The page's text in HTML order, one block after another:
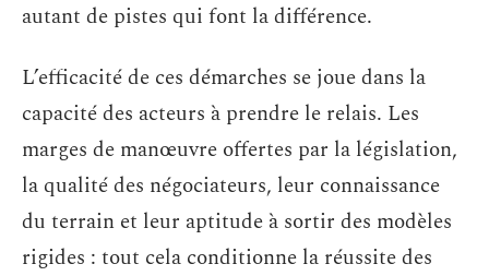
autant de pistes qui font la différence.
L’efficacité de ces démarches se joue dans la
capacité des acteurs à prendre le relais. Les
marges de manœuvre offertes par la législation,
la qualité des négociateurs, leur connaissance
du terrain et leur aptitude à sortir des modèles
rigides : tout cela conditionne la réussite des